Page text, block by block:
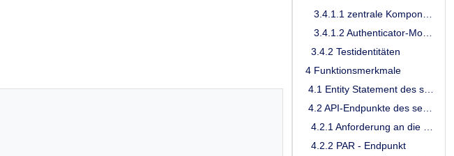
3.4.2 Testidentitäten
4 Funktionsmerkmale
4.2.2 PAR - Endpunkt